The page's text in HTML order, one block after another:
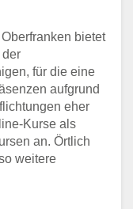
bietet
der
für die eine
aufgrund
eher
Kurse als
an. Örtlich
weitere